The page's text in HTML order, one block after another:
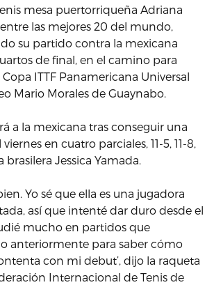
mesa puertorriqueña Adriana
las mejores 20 del mundo,
su partido contra la mexicana
de final, en el camino para
ITTF Panamericana Universal
Mario Morales de Guaynabo.
a la mexicana tras conseguir una
en cuatro parciales, 11-5, 11-8,
brasilera Jessica Yamada.
Yo sé que ella es una jugadora
así que intenté dar duro desde el
mucho en partidos que
anteriormente para saber cómo
con mi debut’, dijo la raqueta
Internacional de Tenis de